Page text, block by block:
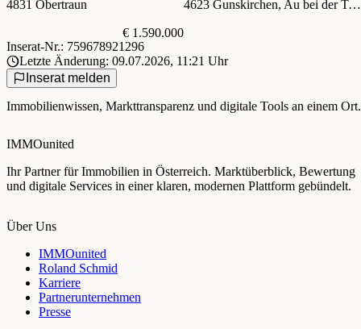
4831 Obertraun
€ 1.590.000
4623 Gunskirchen, Au bei der Traun
Inserat-Nr.: 759678921296
Letzte Änderung: 09.07.2026, 11:21 Uhr
Inserat melden
Immobilienwissen, Markttransparenz und digitale Tools an einem Ort.
IMMOunited
Ihr Partner für Immobilien in Österreich. Marktüberblick, Bewertung
und digitale Services in einer klaren, modernen Plattform gebündelt.
Über Uns
IMMOunited
Roland Schmid
Karriere
Partnerunternehmen
Presse